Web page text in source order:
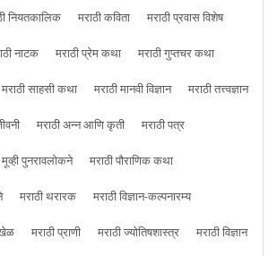
नियतकालिक मराठी कविता
मराठी प्रवास विशेष
नाटक मराठी प्रेम कथा
मराठी गुप्तचर कथा
मराठी साहसी कथा मराठी मानवी विज्ञान
मराठी तत्त्वज्ञान
मराठी अन्न आणि कृती
मराठी पत्र
मूव्ही पुनरावलोकने
मराठी पौराणिक कथा
मराठी थरारक
मराठी विज्ञान-कल्पनारम्य
मराठी प्राणी मराठी ज्योतिषशास्त्र
मराठी विज्ञान